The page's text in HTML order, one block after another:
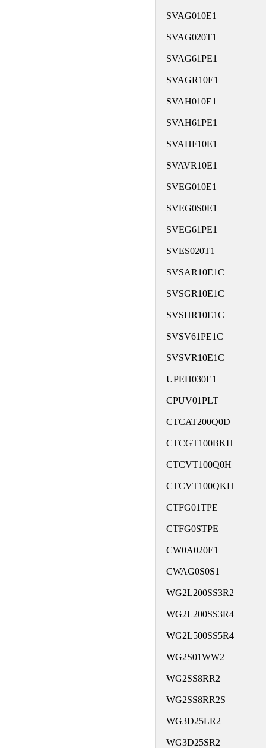
SVAG010E1
SVAG020T1
SVAG61PE1
SVAGR10E1
SVAH010E1
SVAH61PE1
SVAHF10E1
SVAVR10E1
SVEG010E1
SVEG0S0E1
SVEG61PE1
SVES020T1
SVSAR10E1C
SVSGR10E1C
SVSHR10E1C
SVSV61PE1C
SVSVR10E1C
UPEH030E1
CPUV01PLT
CTCAT200Q0D
CTCGT100BKH
CTCVT100Q0H
CTCVT100QKH
CTFG01TPE
CTFG0STPE
CW0A020E1
CWAG0S0S1
WG2L200SS3R2
WG2L200SS3R4
WG2L500SS5R4
WG2S01WW2
WG2SS8RR2
WG2SS8RR2S
WG3D25LR2
WG3D25SR2